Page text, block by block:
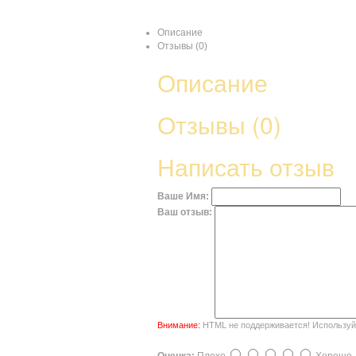
Описание
Отзывы (0)
Описание
Отзывы (0)
Написать отзыв
Ваше Имя:
Ваш отзыв:
Внимание: HTML не поддерживается!